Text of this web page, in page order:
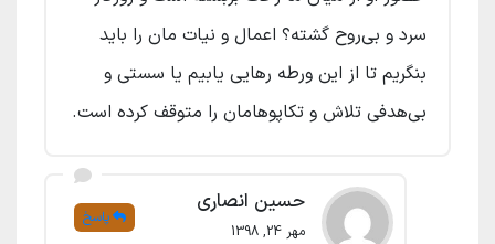
سرد و بی‌روح گشته؟ اعمال و نیات مان را باید
بنگریم تا از این ورطه رهایی یابیم یا سستی و
بی‌هدفی تلاش و تکاپوهامان را متوقف کرده است.
پاسخ
حسین انصاری
مهر 24, 1398